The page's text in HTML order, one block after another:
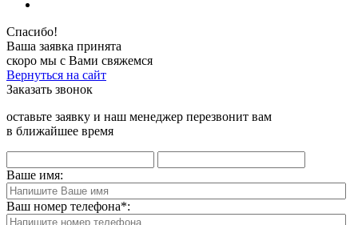
Спасибо!
Ваша заявка принята
скоро мы с Вами свяжемся
Вернуться на сайт
Заказать звонок
оставьте заявку и наш менеджер перезвонит вам
в ближайшее время
Ваше имя:
Ваш номер телефона*: